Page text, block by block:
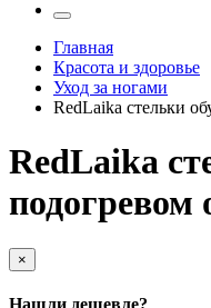
Главная
Красота и здоровье
Уход за ногами
RedLaika стельки
RedLaika
подогревом
×